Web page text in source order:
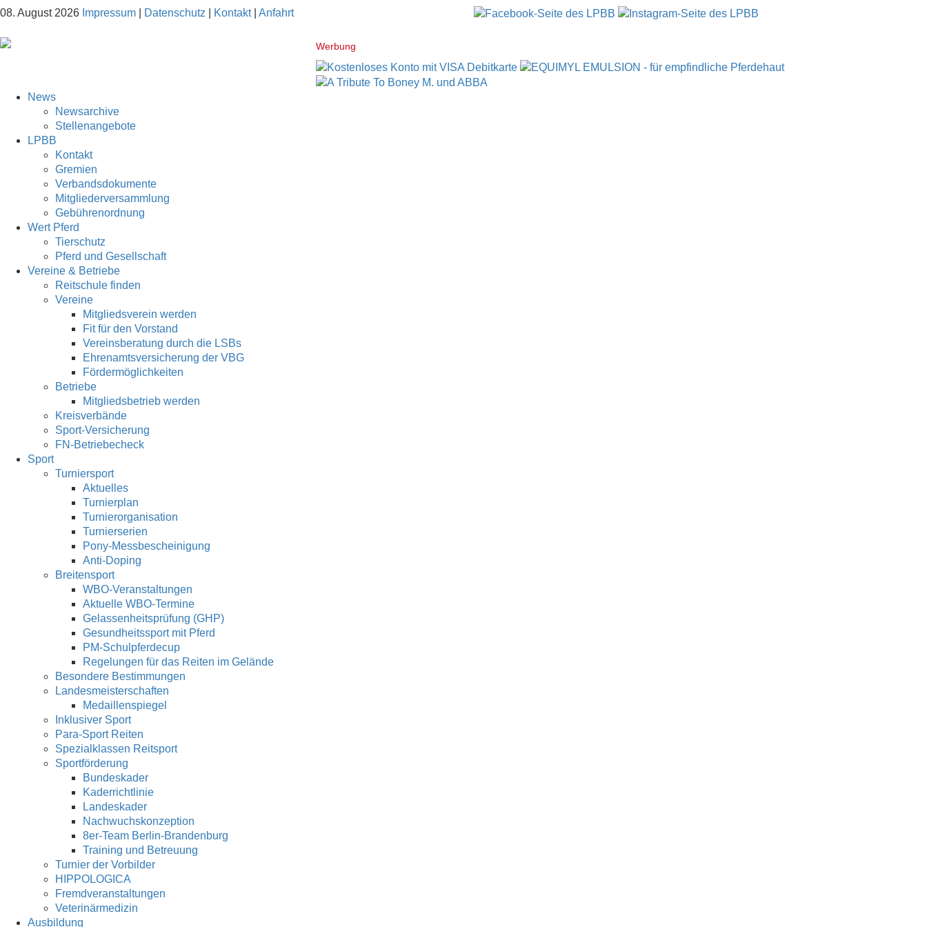
08. August 2026 Impressum Datenschutz Kontakt| Anfahrt
Werbung
News
Newsarchive
Stellenangebote
LPBB
Kontakt
Gremien
Verbandsdokumente
Mitgliederversammlung
Gebührenordnung
Wert Pferd
Tierschutz
Pferd und Gesellschaft
Vereine & Betriebe
Reitschule finden
Vereine
Mitgliedsverein werden
Fit für den Vorstand
Vereinsberatung durch die LSBs
Ehrenamtsversicherung der VBG
Fördermöglichkeiten
Betriebe
Mitgliedsbetrieb werden
Kreisverbände
Sport-Versicherung
FN-Betriebecheck
Sport
Turniersport
Aktuelles
Turnierplan
Turnierorganisation
Turnierserien
Pony-Messbescheinigung
Anti-Doping
Breitensport
WBO-Veranstaltungen
Aktuelle WBO-Termine
Gelassenheitsprüfung (GHP)
Gesundheitssport mit Pferd
PM-Schulpferdecup
Regelungen für das Reiten im Gelände
Besondere Bestimmungen
Landesmeisterschaften
Medaillenspiegel
Inklusiver Sport
Para-Sport Reiten
Spezialklassen Reitsport
Sportförderung
Bundeskader
Kaderrichtlinie
Landeskader
Nachwuchskonzeption
8er-Team Berlin-Brandenburg
Training und Betreuung
Turnier der Vorbilder
HIPPOLOGICA
Fremdveranstaltungen
Veterinärmedizin
Ausbildung